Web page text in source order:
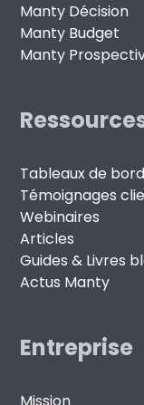
Manty Décision
Manty Budget
Manty
Tableaux de
Témoignages
Webinaires
Articles
Guides & Livres
Actus Manty
Entreprise